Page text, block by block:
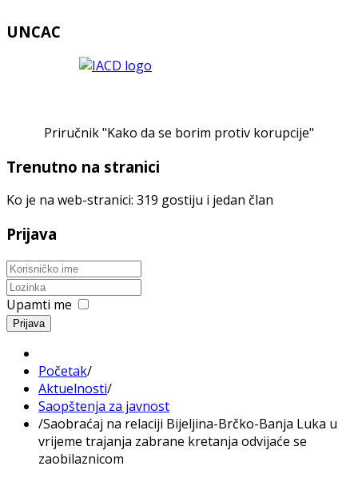
UNCAC
Priručnik "Kako da se borim protiv korupcije"
Trenutno na stranici
Ko je na web-stranici: 319 gostiju i jedan član
Prijava
Upamti me
Prijava
Početak/
Aktuelnosti/
Saopštenja za javnost
/Saobraćaj na relaciji Bijeljina-Brčko-Banja Luka u
vrijeme trajanja zabrane kretanja odvijaće se
zaobilaznicom